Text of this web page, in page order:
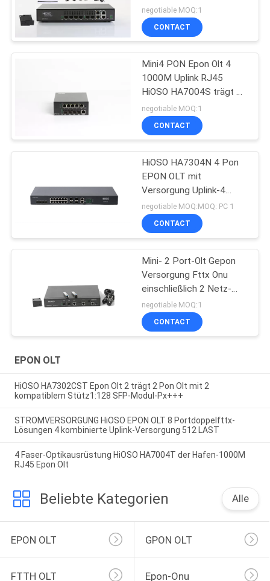
AC100-240V kompatibel
mit LAST HW ZTE
negotiable MOQ:1
CONTACT
Mini4 PON Epon Olt 4
1000M Uplink RJ45
HiOSO HA7004S trägt 4
SFP DC12V OLT
kompatibel mit anderer
Marken-Last Onts
negotiable MOQ:1
CONTACT
HiOSO HA7304N 4 Pon
EPON OLT mit
Versorgung Uplink-4
Uplink +12 GEs SFP Rj45
anderes LAST
Unterstützungs-NETZ-
negotiable MOQ:MOQ: PC 1
CONTACT
Mini- 2 Port-Olt Gepon
Versorgung Fttx Onu
einschließlich 2 Netz-
SNMP SFPs Px20+++
negotiable MOQ:1
CONTACT
EPON OLT
HiOSO HA7302CST Epon Olt 2 trägt 2 Pon Olt mit 2
kompatiblem Stütz1:128 SFP-Modul-Px+++
STROMVERSORGUNG HiOSO EPON OLT 8 Portdoppelfttx-
Lösungen 4 kombinierte Uplink-Versorgung 512 LAST
4 Faser-Optikausrüstung HiOSO HA7004T der Hafen-1000M
RJ45 Epon Olt
Beliebte Kategorien Alle
EPON OLT GPON OLT
FTTH OLT Epon-Onu